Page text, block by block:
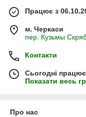
Працює з
м. Черкаси
пер. Кузьмы
Контакти
Сьогодні
Показати весь
Про нас